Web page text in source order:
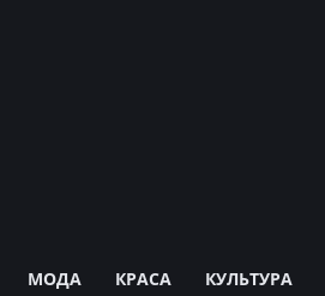
МОДА КРАСА КУЛЬТУРА